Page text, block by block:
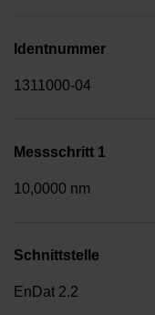
Identnummer
1311000-04
Messschritt 1
10,0000 nm
Schnittstelle
EnDat 2.2